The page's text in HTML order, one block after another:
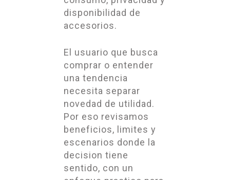
disponibilidad de
accesorios.
El usuario que busca
comprar o entender
una tendencia
necesita separar
novedad de utilidad.
Por eso revisamos
beneficios, limites y
escenarios donde la
decision tiene
sentido, con un